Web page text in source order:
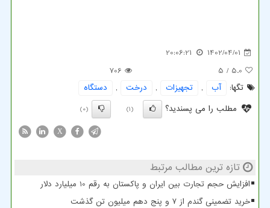
1402/04/01
20:06:21
5.0
/ 5
706
تگها:
آب , تجهیزات , درخت ,
دستگاه
مطلب را می پسندید؟
(1)
(0)
X
تازه ترین مطالب مرتبط
افزایش حجم تجارت بین ایران و پاکستان به رقم 10 میلیارد دلار
خرید تضمینی گندم از ۷ و پنج دهم میلیون تن گذشت